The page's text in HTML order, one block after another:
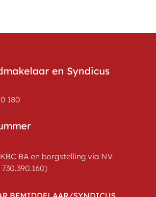
en Syndicus
180
BA en borgstelling via NV